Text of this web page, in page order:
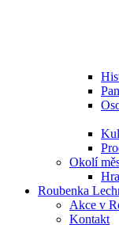
Okolí
Roubenka
Akce v
Kontakt